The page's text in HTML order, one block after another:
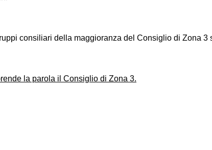
consiliari della maggioranza del Consiglio di Zona 3
la parola il Consiglio di Zona 3.